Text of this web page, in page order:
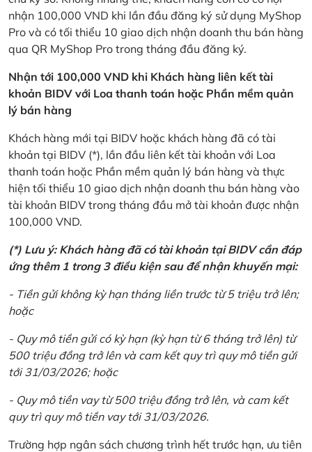
nhận 100,000 VND khi lần đầu đăng ký sử dụng MyShop
Pro và có tối thiểu 10 giao dịch nhận doanh thu bán hàng
qua QR MyShop Pro trong tháng đầu đăng ký.
Nhận tới 100,000 VND khi Khách hàng liên kết tài
khoản BIDV với Loa thanh toán hoặc Phần mềm quản
lý bán hàng
Khách hàng mới tại BIDV hoặc khách hàng đã có tài
khoản tại BIDV (*), lần đầu liên kết tài khoản với Loa
thanh toán hoặc Phần mềm quản lý bán hàng và thực
hiện tối thiểu 10 giao dịch nhận doanh thu bán hàng vào
tài khoản BIDV trong tháng đầu mở tài khoản được nhận
100,000 VND.
(*) Lưu ý: Khách hàng đã có tài khoản tại BIDV cần đáp
ứng thêm 1 trong 3 điều kiện sau để nhận khuyến mại:
- Tiền gửi không kỳ hạn tháng liền trước từ 5 triệu trở lên;
hoặc
- Quy mô tiền gửi có kỳ hạn (kỳ hạn từ 6 tháng trở lên) từ
500 triệu đồng trở lên và cam kết quy trì quy mô tiền gửi
tới 31/03/2026; hoặc
- Quy mô tiền vay từ 500 triệu đồng trở lên, và cam kết
quy trì quy mô tiền vay tới 31/03/2026.
Trường hợp ngân sách chương trình hết trước hạn, ưu tiên